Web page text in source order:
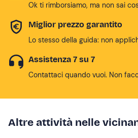
Ok ti rimborsiamo, ma non sai
Miglior prezzo garantito
Lo stesso della guida: non
Assistenza 7 su 7
Contattaci quando vuoi. Non
Altre attività nelle